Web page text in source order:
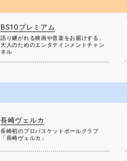
BS10プレミアム
語り継がれる映画や音楽をお届けする、
大人のためのエンタテインメントチャン
ネル
長崎ヴェルカ
長崎初のプロバスケットボールクラブ
「長崎ヴェルカ」